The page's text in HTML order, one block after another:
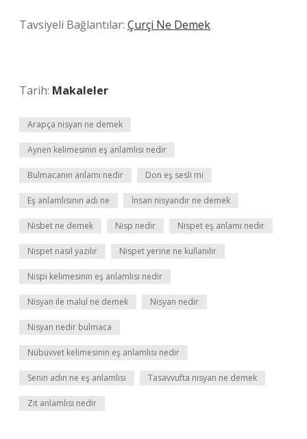
Tavsiyeli Bağlantılar: Çurçi Ne Demek
Tarih: Makaleler
Arapça nisyan ne demek
Aynen kelimesinin eş anlamlısı nedir
Bulmacanın anlamı nedir Don eş sesli mi
Eş anlamlısının adı ne İnsan nisyandır ne demek
Nisbet ne demek Nisp nedir Nispet eş anlamı nedir
Nispet nasıl yazılır Nispet yerine ne kullanılır
Nispi kelimesinin eş anlamlısı nedir
Nisyan ile malul ne demek Nisyan nedir
Nisyan nedir bulmaca
Nübüvvet kelimesinin eş anlamlısı nedir
Senin adın ne eş anlamlısı Tasavvufta nisyan ne demek
Zıt anlamlısı nedir